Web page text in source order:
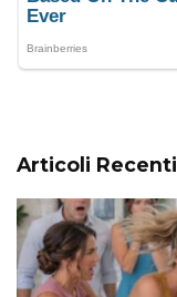
Articoli Recenti